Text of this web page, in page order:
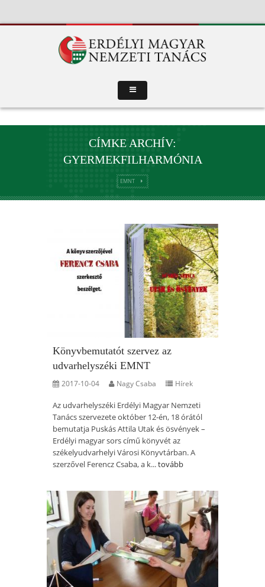
CÍMKE ARCHÍV:
GYERMEKFILHARMÓNIA
EMNT
Könyvbemutatót szervez az
udvarhelyszéki EMNT
2017-10-04 Nagy Csaba Hírek
Az udvarhelyszéki Erdélyi Magyar Nemzeti
Tanács szervezete október 12-én, 18 órától
bemutatja Puskás Attila Utak és ösvények –
Erdélyi magyar sors című könyvét az
székelyudvarhelyi Városi Könyvtárban. A
szerzővel Ferencz Csaba, a k...tovább